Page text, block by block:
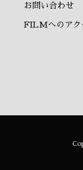
お問い合わせ
FILMへのアク